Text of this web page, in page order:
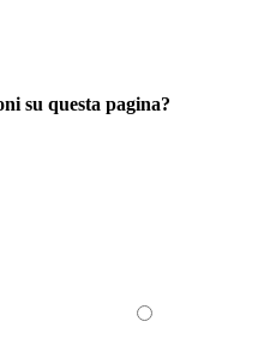
su questa pagina?